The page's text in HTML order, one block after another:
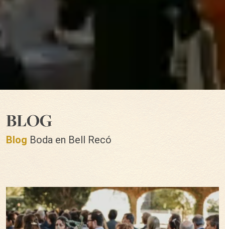
BLOG
Blog Boda en Bell Recó